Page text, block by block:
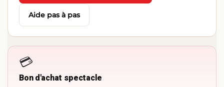
· Aide pas à pas
💳
Bon d'achat spectacle